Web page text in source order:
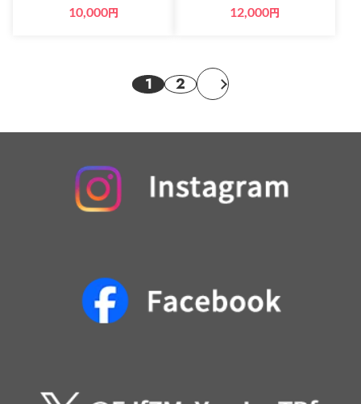
10,000円 12,000円
1 2